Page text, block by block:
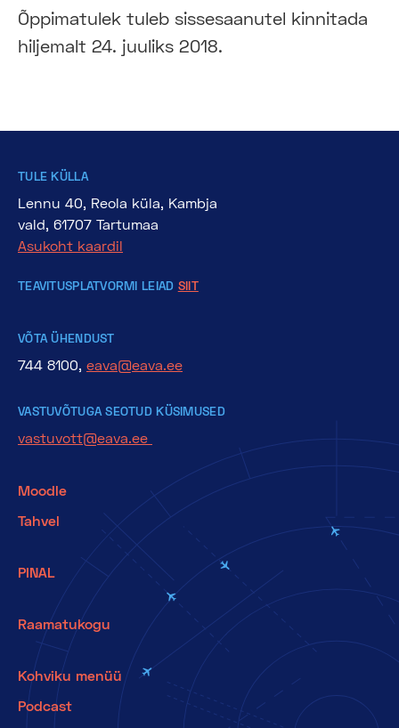
Õppimatulek tuleb sissesaanutel kinnitada
hiljemalt 24. juuliks 2018.
TULE KÜLLA
Lennu 40, Reola küla, Kambja
vald, 61707 Tartumaa
Asukoht kaardil
TEAVITUSPLATVORMI LEIAD SIIT
VÕTA ÜHENDUST
744 8100, eava@eava.ee
VASTUVÕTUGA SEOTUD KÜSIMUSED
vastuvott@eava.ee
Moodle
Tahvel
PINAL
Raamatukogu
Kohviku menüü
Podcast